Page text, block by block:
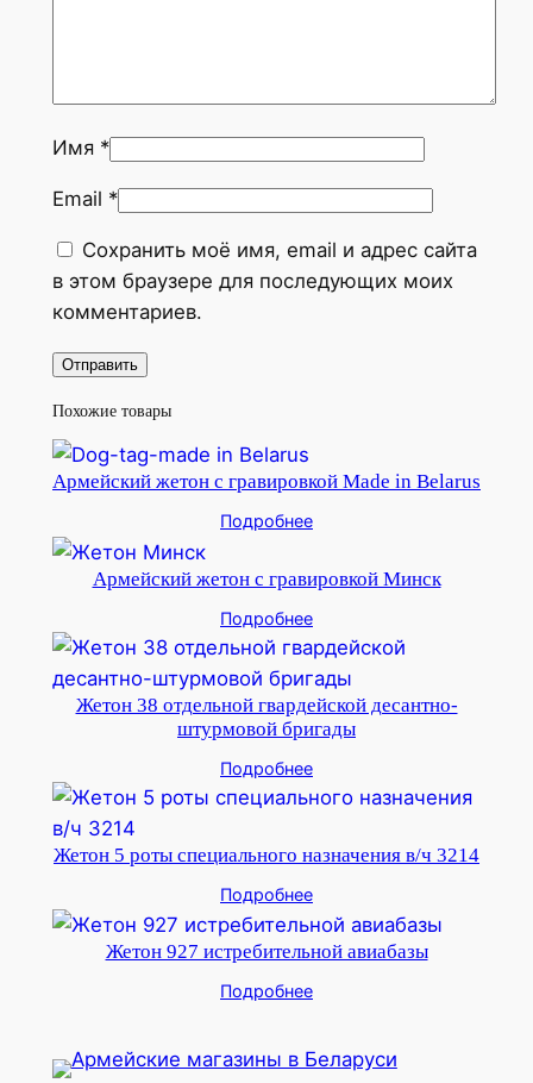
Имя *
Email *
Сохранить моё имя, email и адрес сайта
в этом браузере для последующих моих
комментариев.
Похожие товары
Армейский жетон с гравировкой Made in Belarus
Подробнее
Армейский жетон с гравировкой Минск
Подробнее
Жетон 38 отдельной гвардейской десантно-
штурмовой бригады
Подробнее
Жетон 5 роты специального назначения в/ч 3214
Подробнее
Жетон 927 истребительной авиабазы
Подробнее